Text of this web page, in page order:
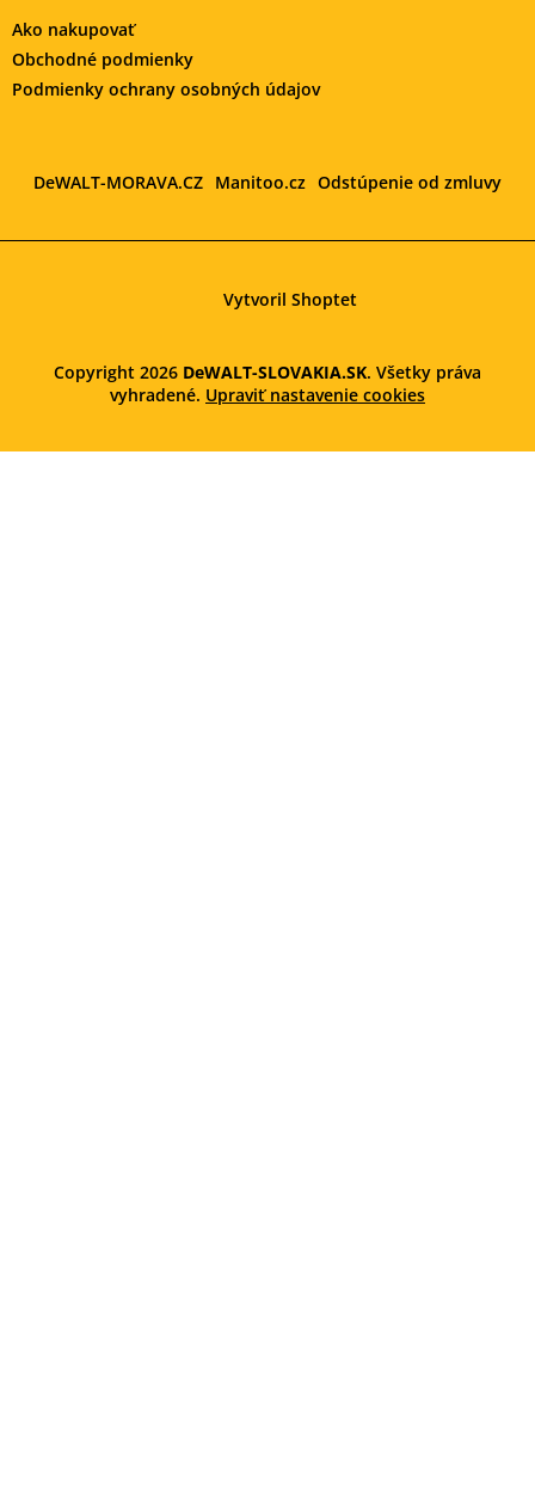
Ako nakupovať
Obchodné podmienky
Podmienky ochrany osobných údajov
DeWALT-MORAVA.CZ Manitoo.cz Odstúpenie od zmluvy
Vytvoril Shoptet
Copyright 2026 DeWALT-SLOVAKIA.SK. Všetky práva
vyhradené. Upraviť nastavenie cookies